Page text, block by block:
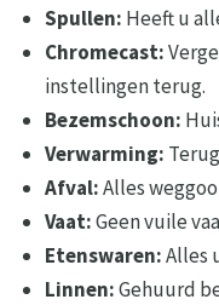
Spullen: Heeft u
Chromecast:
instellingen terug.
Bezemschoon:
Verwarming:
Afval:Alles
Vaat:Geen vuile
Etenswaren:Alles
Linnen:Gehuurd